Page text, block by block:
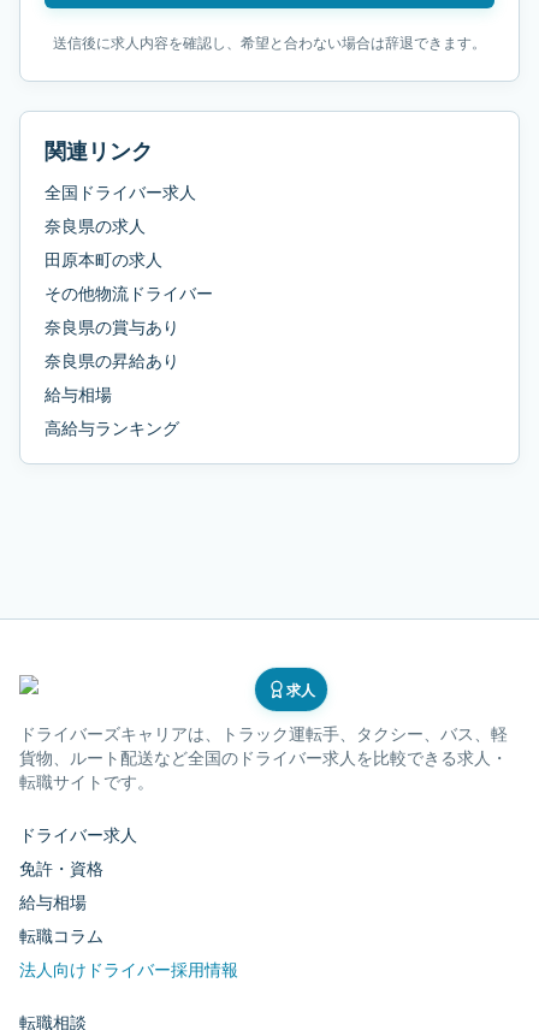
送信後に求人内容を確認し、希望と合わない場合は辞退できます。
関連リンク
全国ドライバー求人
奈良県の求人
田原本町の求人
その他物流ドライバー
奈良県の賞与あり
奈良県の昇給あり
給与相場
高給与ランキング
求人
ドライバーズキャリアは、トラック運転手、タクシー、バス、軽
貨物、ルート配送など全国のドライバー求人を比較できる求人・
転職サイトです。
ドライバー求人
免許・資格
給与相場
転職コラム
法人向けドライバー採用情報
転職相談